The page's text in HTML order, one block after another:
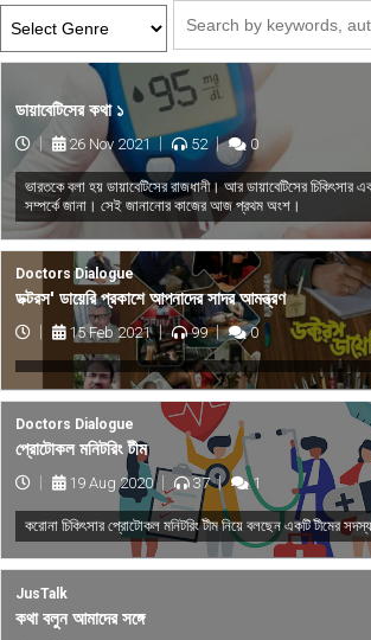
ডায়াবেটিসের কথা ১
26 Nov 2021 52 0
ভারতকে বলা হয় ডায়াবেটিসের রাজধানী। আর ডায়াবেটিসের
সম্পর্কে জানা। সেই জানানোর কাজের আজ প্রথম অংশ।
Doctors Dialogue
ডক্টরস' ডায়েরি প্রকাশে আপনাদের সাদর আমন্ত্রণ
15 Feb 2021 99 0
Doctors Dialogue
প্রোটোকল মনিটরিং টীম
19 Aug 2020 37 1
করোনা চিকিৎসার প্রোটোকল মনিটরিং টীম নিয়ে বলছেন একটি টীমের
JusTalk
কথা বলুন আমাদের সঙ্গে